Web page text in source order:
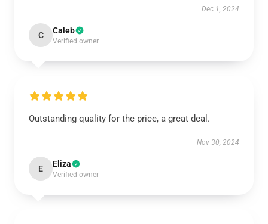
Dec 1, 2024
C Caleb
Verified owner
Outstanding quality for the price, a great deal.
Nov 30, 2024
E Eliza
Verified owner